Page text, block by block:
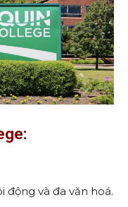
động và đa văn hoá.